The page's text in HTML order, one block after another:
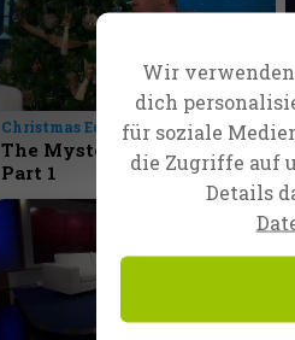
Christmas Edition
The Mystery of the Magi -
Part 1
Wir
dich
für soziale
die Zugriffe auf
Details